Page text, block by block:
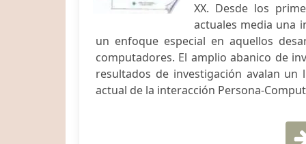
XX. Desde los
actuales media una
un enfoque especial en aquellos
computadores. El amplio abanico de
resultados de investigación avalan
actual de la interacción Persona-